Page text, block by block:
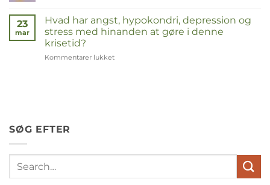
23
mar
Hvad har angst, hypokondri, depression og
stress med hinanden at gøre i denne
krisetid?
Kommentarer lukket
in
SØG EFTER